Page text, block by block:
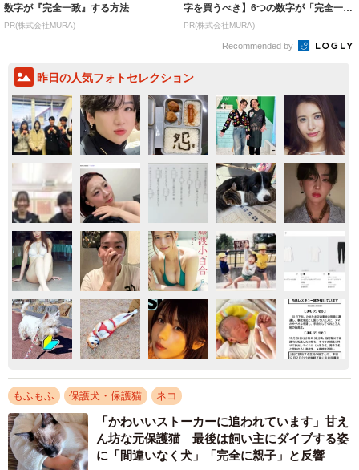
数字が『完全一致』する方法
PR(株式会社MURA)
字を買うべき】6つの数字が「完全一
致」する方...
PR(株式会社MURA)
Recommended by
昨日の人気フォトセレクション
もふもふ 保護犬・保護猫 ネコ
「かわいいストーカーに追われています」甘え
ん坊な元保護猫 最後は飼い主にダイブする姿
に「間違いなく犬」「完全に親子」と反響